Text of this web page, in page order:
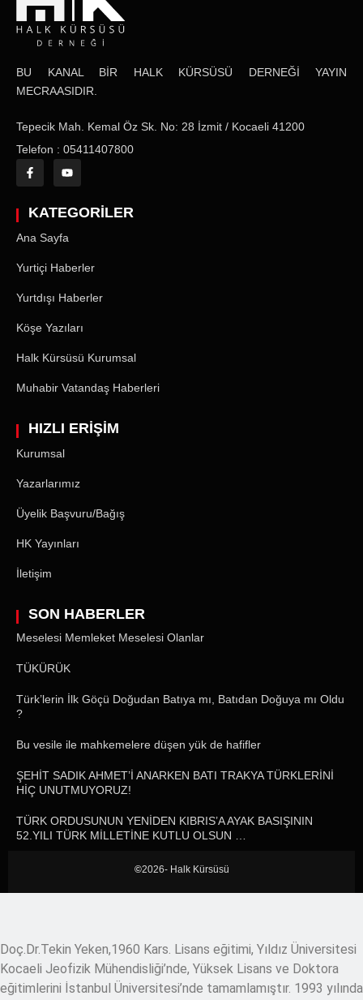
BU KANAL BİR HALK KÜRSÜSÜ DERNEĞİ YAYIN
MECRAASIDIR.
Tepecik Mah. Kemal Öz Sk. No: 28 İzmit / Kocaeli 41200
Telefon : 05411407800
KATEGORİLER
Ana Sayfa
Yurtiçi Haberler
Yurtdışı Haberler
Köşe Yazıları
Halk Kürsüsü Kurumsal
Muhabir Vatandaş Haberleri
HIZLI ERİŞİM
Kurumsal
Yazarlarımız
Üyelik Başvuru/Bağış
HK Yayınları
İletişim
SON HABERLER
Meselesi Memleket Meselesi Olanlar
TÜKÜRÜK
Türk’lerin İlk Göçü Doğudan Batıya mı, Batıdan Doğuya mı Oldu
?
Bu vesile ile mahkemelere düşen yük de hafifler
ŞEHİT SADIK AHMET’İ ANARKEN BATI TRAKYA TÜRKLERİNİ
HİÇ UNUTMUYORUZ!
TÜRK ORDUSUNUN YENİDEN KIBRIS’A AYAK BASIŞININ
52.YILI TÜRK MİLLETİNE KUTLU OLSUN …
©2026- Halk Kürsüsü
Doç.Dr.Tekin Yeken,1960 Kars. Lisans eğitimi, Yıldız Üniversitesi
Kocaeli Jeofizik Mühendisliği’nde, Yüksek Lisans ve Doktora
eğitimlerini İstanbul Üniversitesi’nde tamamlamıştır. 1993 yılında